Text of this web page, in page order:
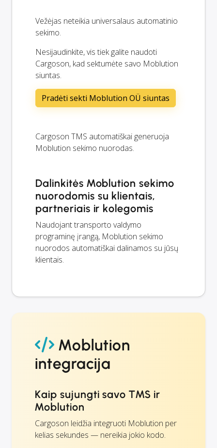
Vežėjas neteikia universalaus automatinio
sekimo.
Nesijaudinkite, vis tiek galite naudoti
Cargoson, kad sektumėte savo Moblution
siuntas.
Pradėti sekti Moblution OÜ siuntas
Cargoson TMS automatiškai generuoja
Moblution sekimo nuorodas.
Dalinkitės Moblution sekimo
nuorodomis su klientais,
partneriais ir kolegomis
Naudojant transporto valdymo
programinę įrangą, Moblution sekimo
nuorodos automatiškai dalinamos su jūsų
klientais.
Moblution
integracija
Kaip sujungti savo TMS ir
Moblution
Cargoson leidžia integruoti Moblution per
kelias sekundes — nereikia jokio kodo.